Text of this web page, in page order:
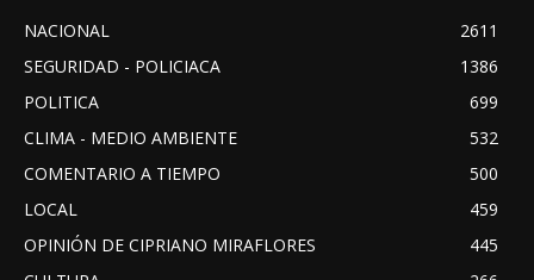
NACIONAL
2611
SEGURIDAD - POLICIACA
1386
POLITICA
699
CLIMA - MEDIO AMBIENTE
532
COMENTARIO A TIEMPO
500
LOCAL
459
OPINIÓN DE CIPRIANO MIRAFLORES
445